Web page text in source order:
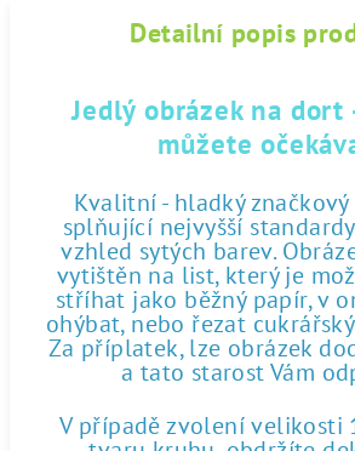
Detailní popis
Jedlý obrázek na dort
můžete
Kvalitní - hladký
splňující nejvyšší
vzhled sytých barev.
vytištěn na list, který je
stříhat jako běžný papír, v
ohýbat, nebo řezat
Za příplatek, lze obrázek
a tato starost Vám
V případě zvolení velikosti